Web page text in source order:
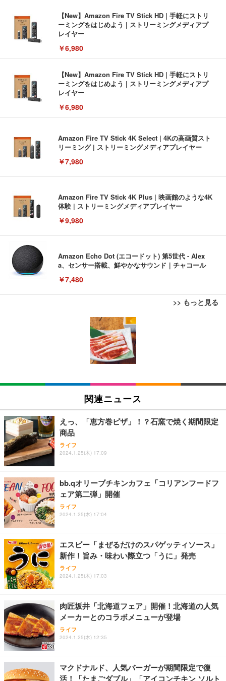
【New】Amazon Fire TV Stick HD | 手軽にストリ
ーミングをはじめよう | ストリーミングメディアプ
レイヤー
￥6,980
【New】Amazon Fire TV Stick HD | 手軽にストリ
ーミングをはじめよう | ストリーミングメディアプ
レイヤー
￥6,980
Amazon Fire TV Stick 4K Select | 4Kの高画質スト
リーミング | ストリーミングメディアプレイヤー
￥7,980
Amazon Fire TV Stick 4K Plus | 映画館のような4K
体験 | ストリーミングメディアプレイヤー
￥9,980
Amazon Echo Dot (エコードット) 第5世代 - Alex
a、センサー搭載、鮮やかなサウンド｜チャコール
￥7,480
>> もっと見る
[EdoErgo] オフィスチェア 椅子 テレワーク 疲れな
い 跳ね上げ式アームレスト コンパクト 約105度ロッ
キング pc 事務椅子 360度回転 座面昇降 強化ナイロ
ン樹脂ベース 通気性メッシュ 在宅ワーク H-WY01
(黒網+黒枠+黒足)
SIHOO B100 オフィスチェア／デスクチェア メッシ
ュチェア 人間工学 疲れない ブラック
￥27,999
ワーク チェア 強化バックレスト 30度ロッキング機
能 人間工学 椅子 腰サポート 90度跳ね上げ式アーム
務用 おしゃれ パソコンチェア (ブラック)
Sezlife オフィスチェア デスクチェア 疲れない テレ
ワーク チェア 強化バックレスト 30度ロッキング機
能 人間工学 椅子 腰サポート 90度跳ね上げ式アーム
務用 おしゃれ パソコンチェア (ホワイト)
ANDWINT オフィスチェア デスクチェア 肘なし メ
ッシュ 通気性 ランバーサポート付き 腰サポート ガ
ス圧無段階昇降 360度回転 キャスター付き コンパク
EIZO ビジネス向けプレミアムモニター | FlexScan
EV3240X-WT | 31.5型4K UHD・USB Type-C・ホワ
￥105,595
EIZO ビジネス向けプレミアムモニター | FlexScan
￥109,572
【純正品】27"ゲーミングモニター DualSense 充電
フック付き（CFI-ZDM1J）
【整備済み品】Dell E2724HS 27インチ 液晶モニタ
ー フルHD（1920×1080）VA 非光沢 HDMI/DisplayP
ort/VGA スピーカー内蔵 高さ調整 スイベル VESA対
【MiniLED/24.5inch/280Hz/FHD】GRAPHT THE S
HOOTER Gaming Monitor 24” Essential ゲーミン
グモニター QD 24.5インチ 1ms FHD 量子ドット 残
Amazonベーシック ペットシーツ 薄型 レギュラー 1
回使い捨て 無香料 ホワイト 300枚
Amazonベーシック ペットシーツ 厚型 ワイド 42枚
x2袋(84枚) ホワイト(吸収面:ライトブルー)
￥3,234
ネオ・ルーライフ ネオ・オムツ L 中型犬用 26枚入
り 単品
Smart Basic(スマートベーシック) 【Amazon.co.jp
限定】 Smart Basic アイリスオーヤマ ペットシーツ
超厚型 お徳用 ワイド 100枚入 (x 1) (ケース販売)
アイリスオーヤマ ペットシーツ 超厚型 お徳用 レギ
ュラー 200枚入【Amazon.co.jp限定】
関連ニュース
えっ、「恵方巻ピザ」！？石窯で焼く期間限定
商品
ライフ
2024.1.25(木) 17:09
bb.qオリーブチキンカフェ「コリアンフードフ
ェア第二弾」開催
ライフ
2024.1.25(木) 17:04
エスビー「まぜるだけのスパゲッティソース」
新作！旨み・味わい際立つ「うに」発売
ライフ
2024.1.25(木) 17:03
肉匠坂井「北海道フェア」開催！北海道の人気
メーカーとのコラボメニューが登場
ライフ
2024.1.25(木) 12:35
マクドナルド、人気バーガーが期間限定で復
活！「たまごダブル」「アイコンチキン ソルト